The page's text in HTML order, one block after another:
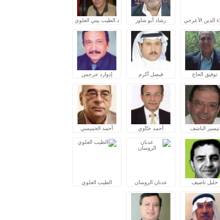
الدين الأعرجي رشاد أبو شاور د.الطيب بيتي العلوي
توفيق الحاج فيصل أكرم إدوارد جرجس
تيسير الناشف أحمد ختّاوي أحمد الخميسي
خليل ناصيف عدنان الروسان الطيب العلوي